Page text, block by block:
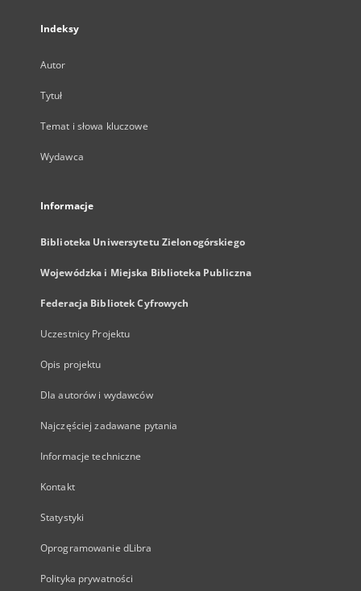
Indeksy
Autor
Tytuł
Temat i słowa kluczowe
Wydawca
Informacje
Biblioteka Uniwersytetu Zielonogórskiego
Wojewódzka i Miejska Biblioteka Publiczna
Federacja Bibliotek Cyfrowych
Uczestnicy Projektu
Opis projektu
Dla autorów i wydawców
Najczęściej zadawane pytania
Informacje techniczne
Kontakt
Statystyki
Oprogramowanie dLibra
Polityka prywatności